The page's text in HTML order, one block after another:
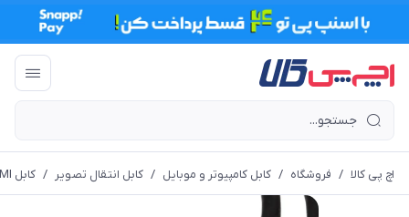
اچ پی کالا / فروشگاه / کابل کامپیوتر و موبایل / کابل انتقال تصویر / کابل HDMI